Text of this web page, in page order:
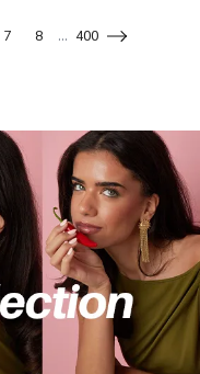
7 8 ... 400